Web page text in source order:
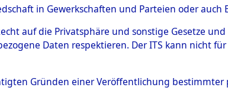
(84612057)
in Gewerkschaften und Parteien oder
auf die Privatsphäre und sonstige Gesetze
Daten respektieren. Der ITS kann nicht
Gründen einer Veröffentlichung